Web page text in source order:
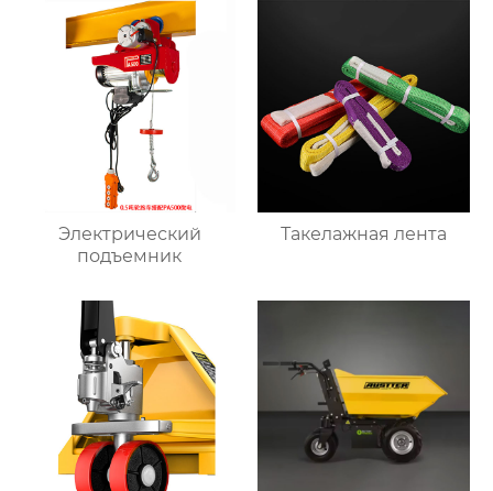
Электрический
подъемник
Такелажная лента